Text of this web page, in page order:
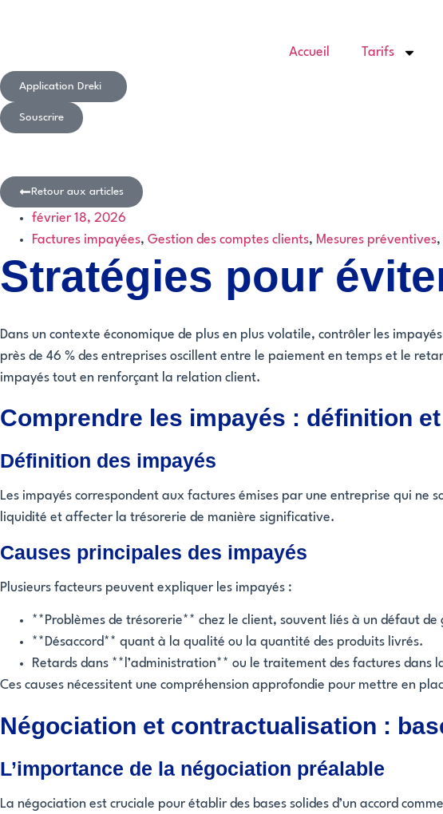
Accueil Tarifs
Application Dreki
Souscrire
Retour aux articles
février 18, 2026
Factures impayées, Gestion des comptes clients, Mesures préventives,
Stratégies pour
Dans un contexte économique de plus en plus volatile, contrôler les
près de 46 % des entreprises oscillent entre le paiement en temps et le
impayés tout en renforçant la relation client.
Comprendre les impayés : définition
Définition des impayés
Les impayés correspondent aux factures émises par une entreprise qui ne
liquidité et affecter la trésorerie de manière significative.
Causes principales des impayés
Plusieurs facteurs peuvent expliquer les impayés :
**Problèmes de trésorerie** chez le client, souvent liés à un défaut de
**Désaccord** quant à la qualité ou la quantité des produits livrés.
Retards dans **l’administration** ou le traitement des factures dans
Ces causes nécessitent une compréhension approfondie pour mettre en
Négociation et contractualisation :
L’importance de la négociation préalable
La négociation est cruciale pour établir des bases solides d’un accord